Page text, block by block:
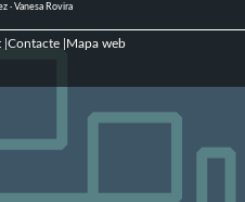
· Vanesa Rovira
| Contacte| Mapa web